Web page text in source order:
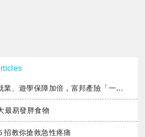
障加倍，富邦產險「一期逐夢」專案加碼遠距醫療與緊急救援
最易發胖食物
招教你搶救急性疼痛